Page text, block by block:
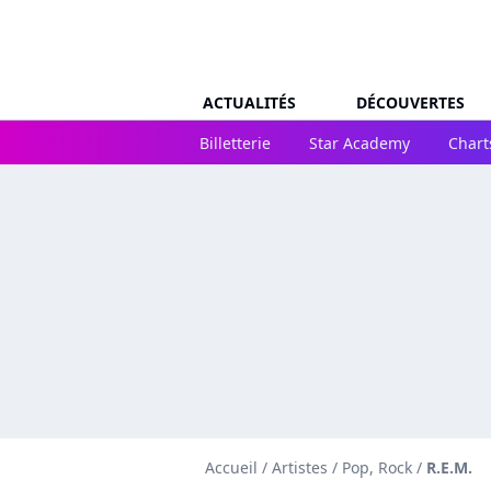
ACTUALITÉS
DÉCOUVERTES
Billetterie
Star Academy
Accueil / Artistes / Pop, Rock / R.E.M.